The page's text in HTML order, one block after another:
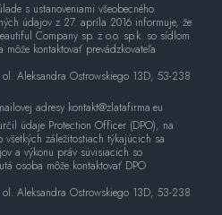
s ustanoveniami všeobecného
údajov z 27. apríla 2016 informuje, že
Company sp. z o.o. sp.k. so sídlom
kontaktovať prevádzkovateľa
Aleksandra Ostrowskiego 13D, 53-238
adresy kontakt@zlatafirma.eu
údaje Protection Officer (DPO), na
záležitostiach týkajúcich sa
a výkonu práv súvisiacich so
osoba môže kontaktovať DPO
Aleksandra Ostrowskiego 13D, 53-238